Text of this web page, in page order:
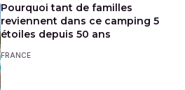
Pourquoi tant de familles
reviennent dans ce camping 5
étoiles depuis 50 ans
FRANCE